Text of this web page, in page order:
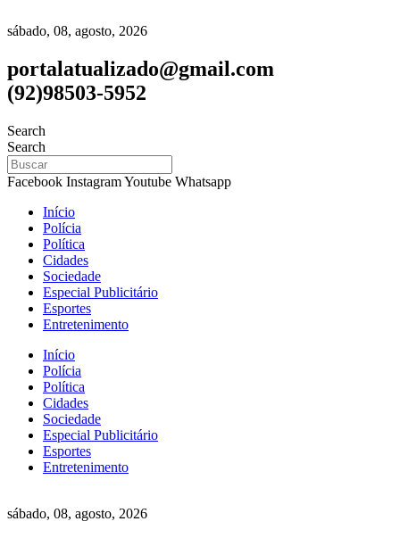
sábado, 08, agosto, 2026
portalatualizado@gmail.com
(92)98503-5952
Search
Search
Facebook InstagramYoutube Whatsapp
Início
Polícia
Política
Cidades
Sociedade
Especial Publicitário
Esportes
Entretenimento
Início
Polícia
Política
Cidades
Sociedade
Especial Publicitário
Esportes
Entretenimento
sábado, 08, agosto, 2026